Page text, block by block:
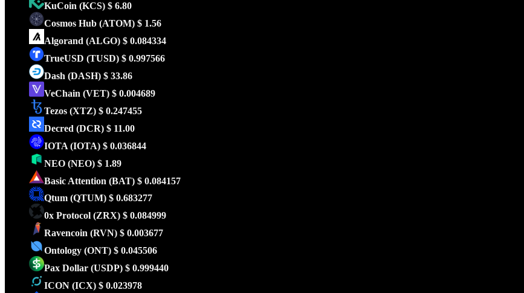
KuCoin (KCS) $ 6.80
Cosmos Hub (ATOM) $ 1.56
Algorand (ALGO) $ 0.084334
TrueUSD (TUSD) $ 0.997566
Dash (DASH) $ 33.86
VeChain (VET) $ 0.004689
Tezos (XTZ) $ 0.247455
Decred (DCR) $ 11.00
IOTA (IOTA) $ 0.036844
NEO (NEO) $ 1.89
Basic Attention (BAT) $ 0.084157
Qtum (QTUM) $ 0.683277
0x Protocol (ZRX) $ 0.084999
Ravencoin (RVN) $ 0.003677
Ontology (ONT) $ 0.045506
Pax Dollar (USDP) $ 0.999440
ICON (ICX) $ 0.023978